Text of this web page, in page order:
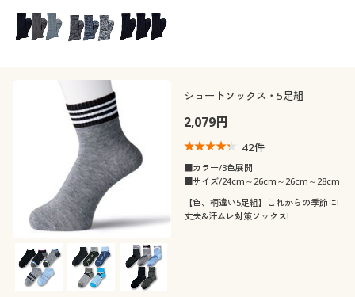
ショートソックス・5足組
2,079円
42件
■カラー/3色展開
■サイズ/24cm～26cm～26cm～28cm
【色、柄違い5足組】これからの季節に!
丈夫&汗ムレ対策ソックス!